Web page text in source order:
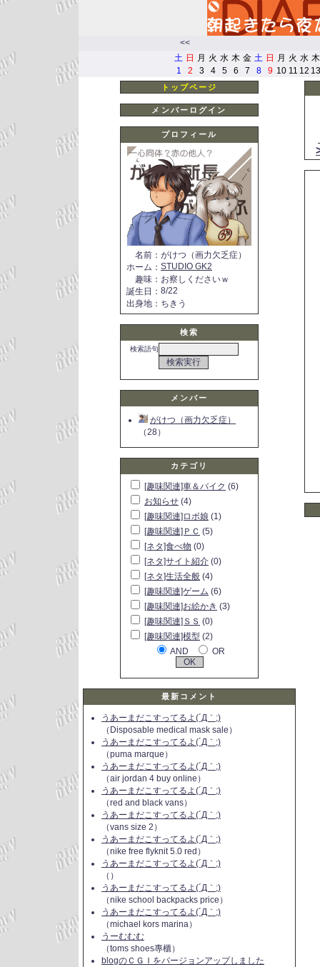
<<
土 日 月 火 水 木 金 土 日 月 火 水 木
1
2 3 4 5 6 7 8 9 10 11 12 13
トップページ
メンバーログイン
プロフィール
名前 ： がけつ（画力欠乏症）
ホーム ： STUDIO GK2
趣味 ： お察しくださいｗ
誕生日 ： 8/22
出身地 ： ちきう
検索
検索語句
メンバー
がけつ（画力欠乏症）
（28）
カテゴリ
[趣味関連]車＆バイク (6)
お知らせ (4)
[趣味関連]ロボ娘 (1)
[趣味関連]ＰＣ (5)
[ネタ]食べ物 (0)
[ネタ]サイト紹介 (0)
[ネタ]生活全般 (4)
[趣味関連]ゲーム (6)
[趣味関連]お絵かき (3)
[趣味関連]ＳＳ (0)
[趣味関連]模型 (2)
AND
OR
最新コメント
うあーまだこすってるよ(´Д｀;)
（Disposable medical mask sale）
うあーまだこすってるよ(´Д｀;)
（puma marque）
うあーまだこすってるよ(´Д｀;)
（air jordan 4 buy online）
うあーまだこすってるよ(´Д｀;)
（red and black vans）
うあーまだこすってるよ(´Д｀;)
（vans size 2）
うあーまだこすってるよ(´Д｀;)
（nike free flyknit 5.0 red）
うあーまだこすってるよ(´Д｀;)
（）
うあーまだこすってるよ(´Д｀;)
（nike school backpacks price）
うあーまだこすってるよ(´Д｀;)
（michael kors marina）
うーむむむ
（toms shoes專櫃）
blogのＣＧＩをバージョンアップしました